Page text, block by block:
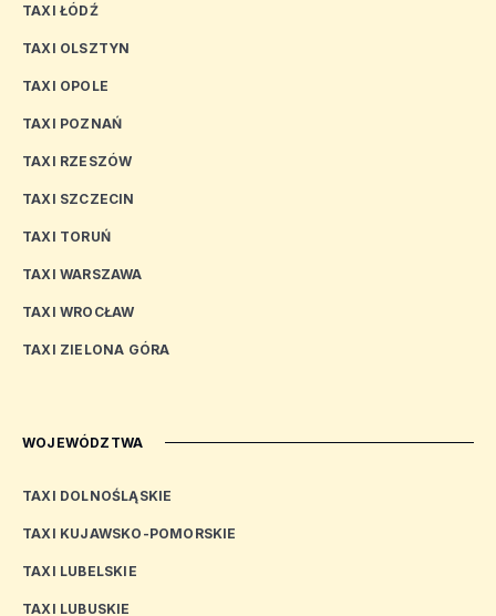
TAXI ŁÓDŹ
TAXI OLSZTYN
TAXI OPOLE
TAXI POZNAŃ
TAXI RZESZÓW
TAXI SZCZECIN
TAXI TORUŃ
TAXI WARSZAWA
TAXI WROCŁAW
TAXI ZIELONA GÓRA
WOJEWÓDZTWA
TAXI DOLNOŚLĄSKIE
TAXI KUJAWSKO-POMORSKIE
TAXI LUBELSKIE
TAXI LUBUSKIE